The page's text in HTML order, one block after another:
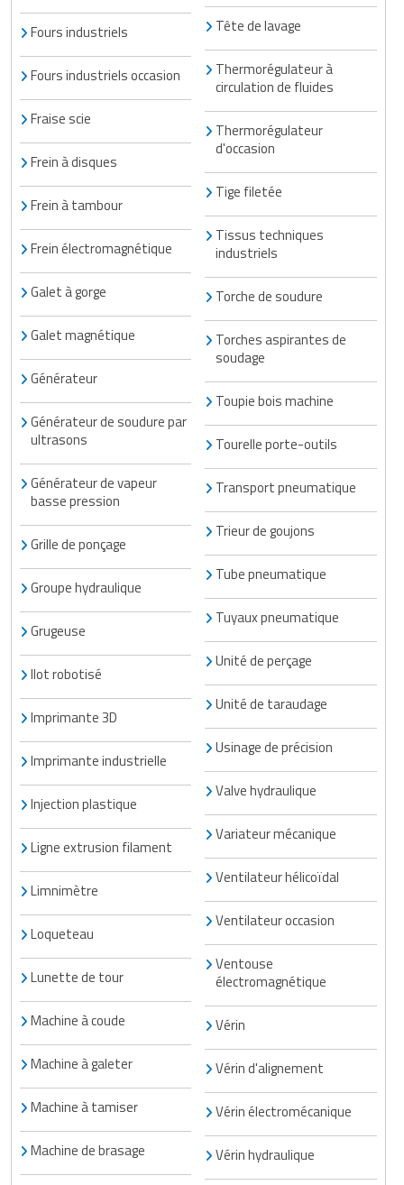
Fours industriels
Fours industriels occasion
Fraise scie
Frein à disques
Frein à tambour
Frein électromagnétique
Galet à gorge
Galet magnétique
Générateur
Générateur de soudure par
ultrasons
Générateur de vapeur
basse pression
Grille de ponçage
Groupe hydraulique
Grugeuse
Ilot robotisé
Imprimante 3D
Imprimante industrielle
Injection plastique
Ligne extrusion filament
Limnimètre
Loqueteau
Lunette de tour
Machine à coude
Machine à galeter
Machine à tamiser
Machine de brasage
Tête de lavage
Thermorégulateur à
circulation de fluides
Thermorégulateur
d'occasion
Tige filetée
Tissus techniques
industriels
Torche de soudure
Torches aspirantes de
soudage
Toupie bois machine
Tourelle porte-outils
Transport pneumatique
Trieur de goujons
Tube pneumatique
Tuyaux pneumatique
Unité de perçage
Unité de taraudage
Usinage de précision
Valve hydraulique
Variateur mécanique
Ventilateur hélicoïdal
Ventilateur occasion
Ventouse
électromagnétique
Vérin
Vérin d'alignement
Vérin électromécanique
Vérin hydraulique